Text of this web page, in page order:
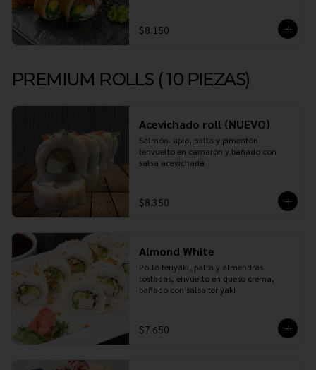
$8.150
PREMIUM ROLLS ( 10 PIEZAS)
Acevichado roll (NUEVO)
Salmón. apio, palta y pimentón
(envuelto en camarón y bañado con
salsa acevichada
$8.350
Almond White
Pollo teriyaki, palta y almendras
tostadas, envuelto en queso crema,
bañado con salsa teriyaki
$7.650